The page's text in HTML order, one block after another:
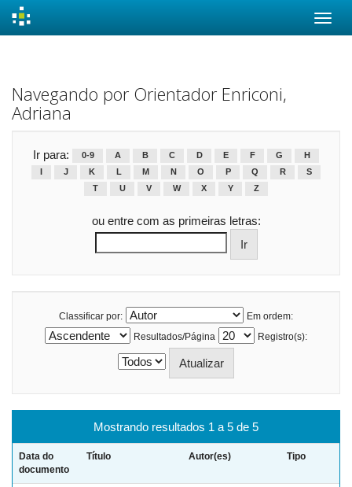
Navegando por Orientador Enriconi,
Adriana
Ir para: 0-9 A B C D E F G
H
J K L M N O P Q R
S
T
U V W X Y Z
ou entre com as primeiras letras:
Classificar por:
Em ordem:
Resultados/Página
Registro(s):
Mostrando resultados 1 a 5 de 5
Data do
documento
Título Autor(es) Tipo